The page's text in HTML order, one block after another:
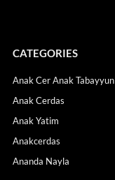
CATEGORIES
Anak Cer Anak Tabayyun
Anak Cerdas
Anak Yatim
Anakcerdas
Ananda Nayla